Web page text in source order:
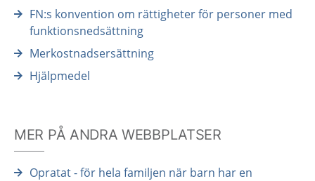
FN:s konvention om rättigheter för personer med
funktionsnedsättning
Merkostnadsersättning
Hjälpmedel
MER PÅ ANDRA WEBBPLATSER
Opratat - för hela familjen när barn har en